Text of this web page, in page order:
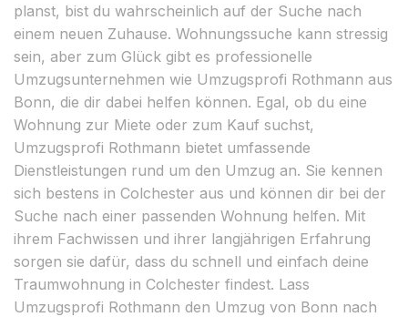
planst, bist du wahrscheinlich auf der Suche nach
einem neuen Zuhause. Wohnungssuche kann stressig
sein, aber zum Glück gibt es professionelle
Umzugsunternehmen wie Umzugsprofi Rothmann aus
Bonn, die dir dabei helfen können. Egal, ob du eine
Wohnung zur Miete oder zum Kauf suchst,
Umzugsprofi Rothmann bietet umfassende
Dienstleistungen rund um den Umzug an. Sie kennen
sich bestens in Colchester aus und können dir bei der
Suche nach einer passenden Wohnung helfen. Mit
ihrem Fachwissen und ihrer langjährigen Erfahrung
sorgen sie dafür, dass du schnell und einfach deine
Traumwohnung in Colchester findest. Lass
Umzugsprofi Rothmann den Umzug von Bonn nach